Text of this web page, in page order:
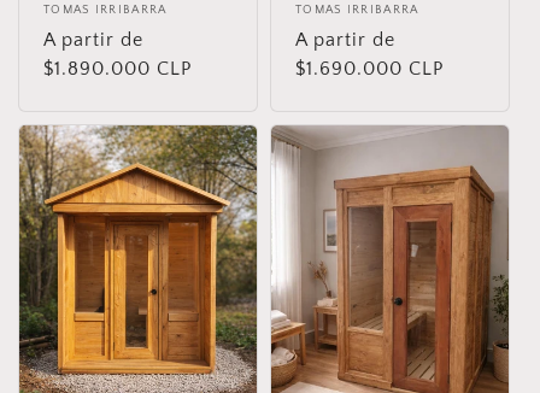
Proveedor:
TOMAS IRRIBARRA
Precio
habitual
A partir de
$1.890.000 CLP
Proveedor:
TOMAS IRRIBARRA
Precio
habitual
A partir de
$1.690.000 CLP